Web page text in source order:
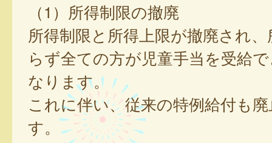
（1）所得制限の撤廃
所得制限と所得上限が撤廃され
らず全ての方が児童手当を受給
なります。
これに伴い、従来の特例給付も
す。